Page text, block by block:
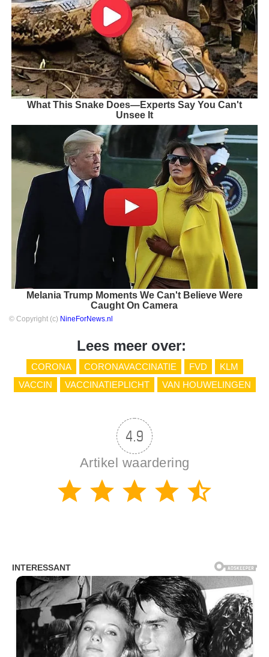
What This Snake Does—Experts Say You Can't
Unsee It
Melania Trump Moments We Can't Believe Were
Caught On Camera
© Copyright (c) NineForNews.nl
Lees meer over:
CORONA CORONAVACCINATIE FVD
KLM
VACCIN
VACCINATIEPLICHT VAN HOUWELINGEN
4.9
Artikel waardering